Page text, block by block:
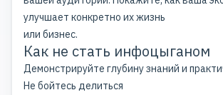
улучшает конкретно их жизнь
или бизнес.
Как не стать инфоцыганом
Демонстрируйте глубину знаний и
Не бойтесь делиться